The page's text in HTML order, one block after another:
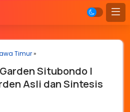
Timur»
Situbondo |
Asli dan Sintesis